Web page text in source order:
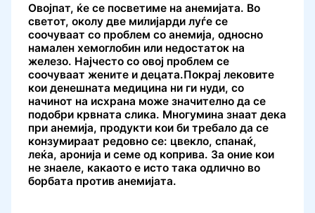
Овојпат, ќе се посветиме на анемијата. Во
светот, околу две милијарди луѓе се
соочуваат со проблем со анемија, односно
намален хемоглобин или недостаток на
железо. Најчесто со овој проблем се
соочуваат жените и децата.Покрај лековите
кои денешната медицина ни ги нуди, со
начинот на исхрана може значително да се
подобри крвната слика. Многумина знаат дека
при анемија, продукти кои би требало да се
конзумираат редовно се: цвекло, спанаќ,
леќа, аронија и семе од коприва. За оние кои
не знаеле, какаото е исто така одлично во
борбата против анемијата.